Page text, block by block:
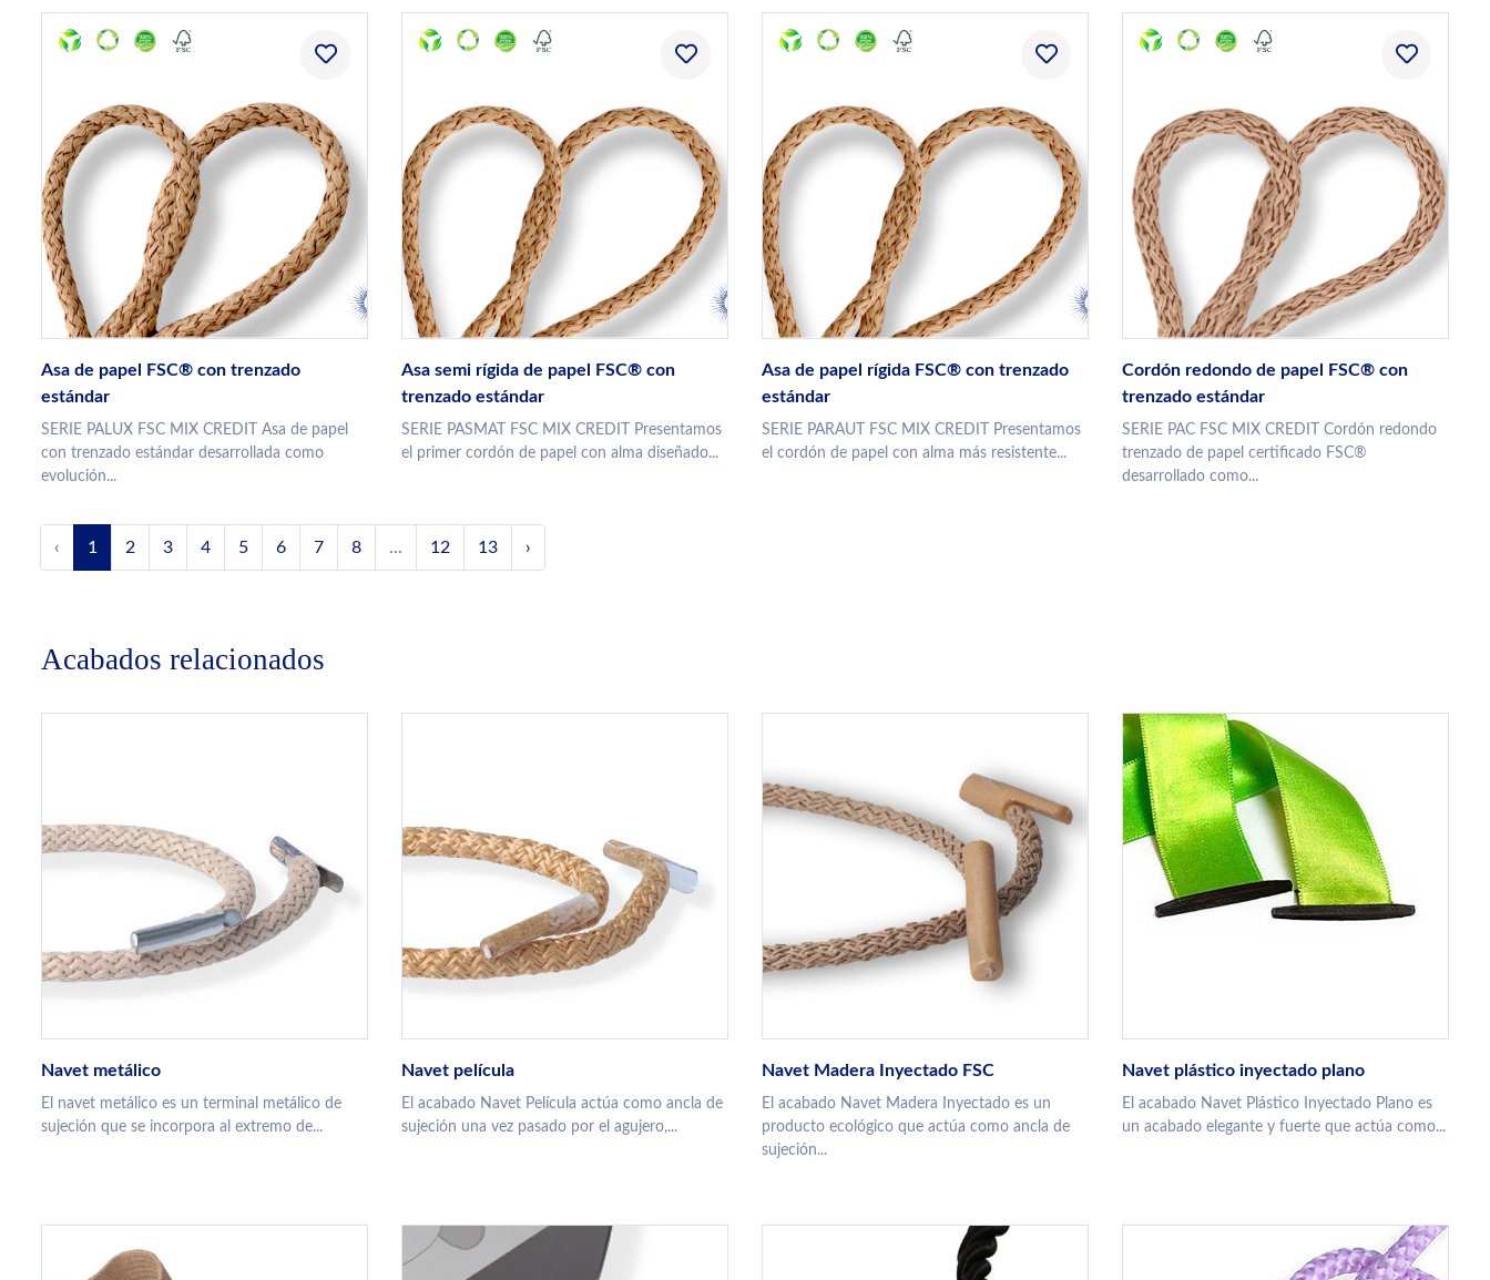
Asa de papel FSC® con trenzado
estándar
SERIE PALUX FSC MIX CREDIT Asa de papel
con trenzado estándar desarrollada como
evolución...
Asa semi rígida de papel FSC® con
trenzado estándar
SERIE PASMAT FSC MIX CREDIT Presentamos
el primer cordón de papel con alma diseñado...
Asa de papel rígida FSC® con trenzado
estándar
SERIE PARAUT FSC MIX CREDIT Presentamos
el cordón de papel con alma más resistente...
Cordón redondo de papel FSC® con
trenzado estándar
SERIE PAC FSC MIX CREDIT Cordón redondo
trenzado de papel certificado FSC®
desarrollado como...
‹ 1 2 3 4 5 6 7 8 ... 12 13 ›
Acabados relacionados
Navet metálico
El navet metálico es un terminal metálico de
sujeción que se incorpora al extremo de...
Navet película
El acabado Navet Película actúa como ancla de
sujeción una vez pasado por el agujero,...
Navet Madera Inyectado FSC
El acabado Navet Madera Inyectado es un
producto ecológico que actúa como ancla de
sujeción...
Navet plástico inyectado plano
El acabado Navet Plástico Inyectado Plano es
un acabado elegante y fuerte que actúa como...